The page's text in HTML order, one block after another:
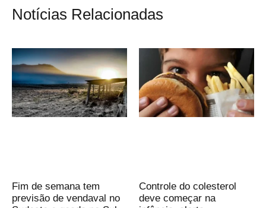
Notícias Relacionadas
Fim de semana tem
previsão de vendaval no
Controle do colesterol
deve começar na